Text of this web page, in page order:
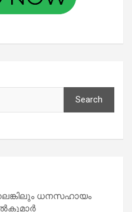
Search
ധനസഹായം